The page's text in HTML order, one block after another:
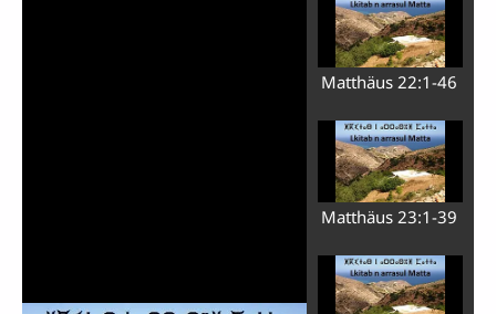
Matthäus 22:1-46
Matthäus 23:1-39